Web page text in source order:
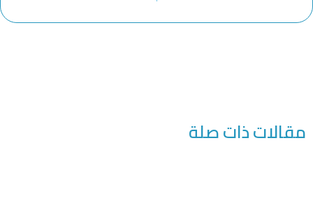
مقالات ذات صلة